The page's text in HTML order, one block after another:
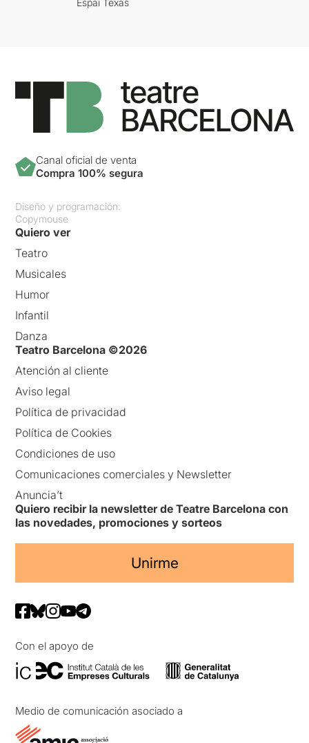
Espai Texas
Canal oficial de venta
Compra 100% segura
Diseño y programación:
Copymouse
Quiero ver
Teatro
Musicales
Humor
Infantil
Danza
Teatro Barcelona ©2026
Atención al cliente
Aviso legal
Política de privacidad
Política de Cookies
Condiciones de uso
Comunicaciones comerciales y Newsletter
Anuncia’t
Quiero recibir la newsletter de Teatre Barcelona con
las novedades, promociones y sorteos
Unirme
Con el apoyo de
Medio de comunicación asociado a